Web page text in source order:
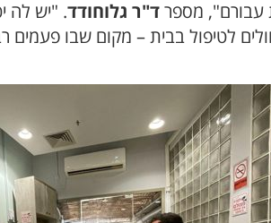
עבורם", מספר ד"ר גלוחודד. "יש לה
לטיפול בבית – מקום שבו